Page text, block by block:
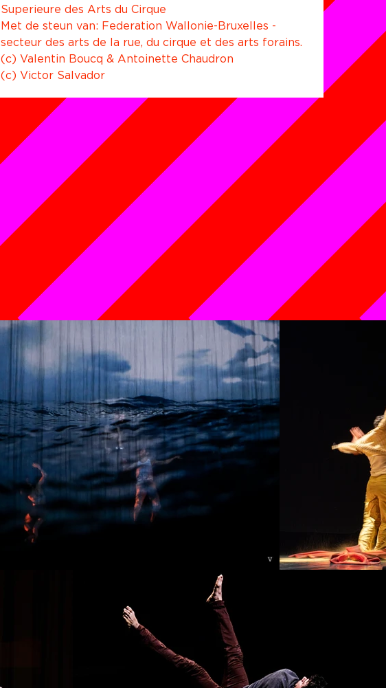
Superieure des Arts du Cirque
Met de steun van: Federation Wallonie-Bruxelles -
secteur des arts de la rue, du cirque et des arts forains.
(c) Valentin Boucq & Antoinette Chaudron
(c) Victor Salvador